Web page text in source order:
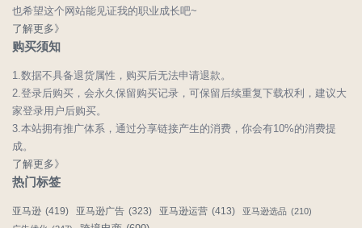
也希望这个网站能见证我的职业成长吧~
了解更多》
购买须知
1.数据不具备退货属性，购买后无法申请退款。
2.登录后购买，会永久保留购买记录，可保留后续重复下载权利，建议大
家登录用户后购买。
3.本站拥有推广体系，通过分享链接产生的消费，你会有10%的消费提
成。
了解更多》
热门标签
亚马逊 (419) 亚马逊广告 (323) 亚马逊运营 (413) 亚马逊选品 (210)